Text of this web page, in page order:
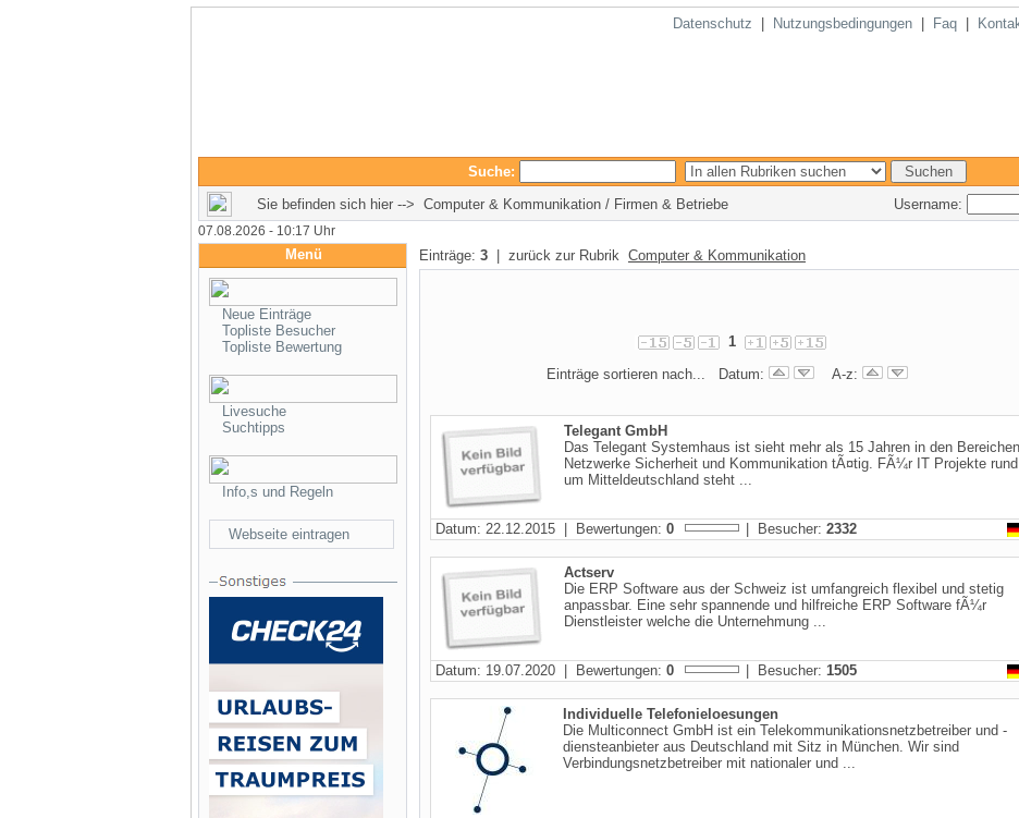
Datenschutz Nutzungsbedingungen Faq
Suche:
Sie befinden sich hier --> Computer & Kommunikation / Firmen & Betriebe
Username:
07.08.2026 - 10:17 Uhr
Menü
Neue Einträge
Topliste Besucher
Topliste Bewertung
Livesuche
Suchtipps
Info,s und Regeln
Webseite eintragen
Einträge: 3 | zurück zur Rubrik Computer & Kommunikation
1
Einträge sortieren nach... Datum:
A-z:
Telegant GmbH
Das Telegant Systemhaus ist sieht mehr als 15 Jahren in den Bereichen
Netzwerke Sicherheit und Kommunikation tÃ¤tig. FÃ¼r IT Projekte rund
um Mitteldeutschland steht ...
Datum: 22.12.2015 | Bewertungen: 0 | Besucher: 2332
Actserv
Die ERP Software aus der Schweiz ist umfangreich flexibel und stetig
anpassbar. Eine sehr spannende und hilfreiche ERP Software fÃ¼r
Dienstleister welche die Unternehmung ...
Datum: 19.07.2020 | Bewertungen: 0 | Besucher: 1505
Individuelle Telefonieloesungen
Die Multiconnect GmbH ist ein Telekommunikationsnetzbetreiber und -
diensteanbieter aus Deutschland mit Sitz in München. Wir sind
Verbindungsnetzbetreiber mit nationaler und ...